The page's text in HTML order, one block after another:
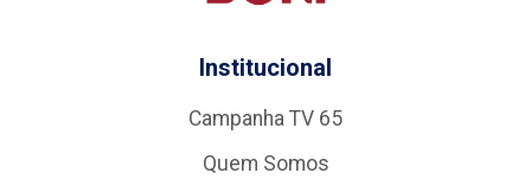
Institucional
Campanha TV 65
Quem Somos